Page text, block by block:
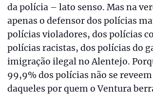
da polícia – lato senso. Mas na
apenas o defensor dos polícias
polícias violadores, dos polícias
polícias racistas, dos polícias do
imigração ilegal no Alentejo.
99,9% dos polícias não se
daqueles por quem o Ventura